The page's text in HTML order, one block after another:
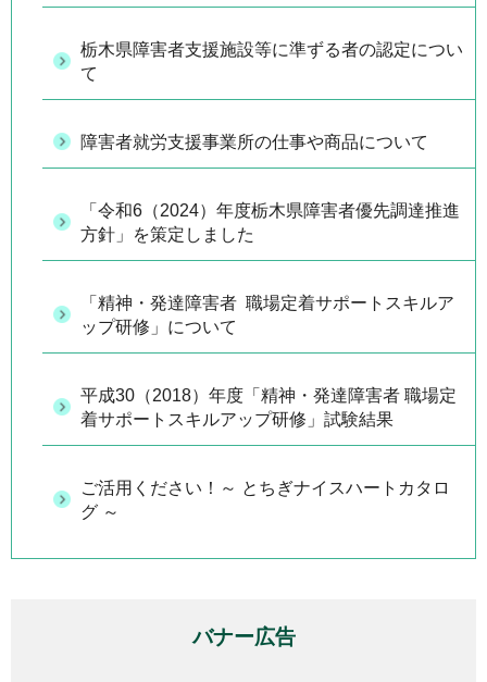
栃木県障害者支援施設等に準ずる者の認定につい
て
障害者就労支援事業所の仕事や商品について
「令和6（2024）年度栃木県障害者優先調達推進
方針」を策定しました
「精神・発達障害者 職場定着サポートスキルア
ップ研修」について
平成30（2018）年度「精神・発達障害者 職場定
着サポートスキルアップ研修」試験結果
ご活用ください！～ とちぎナイスハートカタロ
グ ～
バナー広告